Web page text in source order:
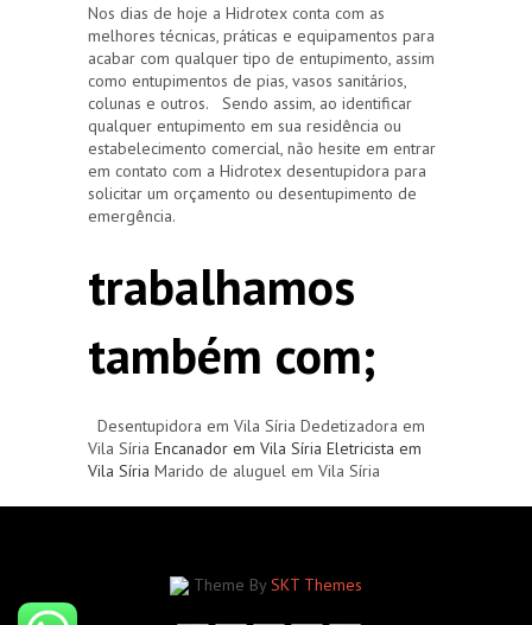
Nos dias de hoje a Hidrotex conta com as
melhores técnicas, práticas e equipamentos para
acabar com qualquer tipo de entupimento, assim
como entupimentos de pias, vasos sanitários,
colunas e outros. Sendo assim, ao identificar
qualquer entupimento em sua residência ou
estabelecimento comercial, não hesite em entrar
em contato com a Hidrotex desentupidora para
solicitar um orçamento ou desentupimento de
emergência.
trabalhamos
também com;
Desentupidora em Vila Síria Dedetizadora em
Vila Síria Encanador em Vila Síria Eletricista em
Vila Síria Marido de aluguel em Vila Síria
Theme By SKT Themes